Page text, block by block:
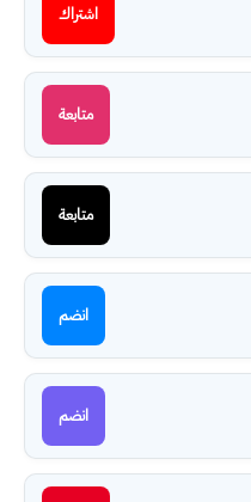
اشتراك
متابعة
متابعة
انضم
انضم